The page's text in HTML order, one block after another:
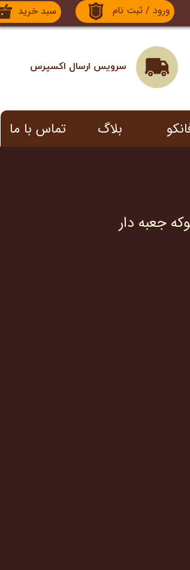
سرویس ارسال اکسپرس
۰ سبد خرید ورود / ثبت نام
تغییر گذر واژه
سفارشات
خروج از حساب کاربری
بلاگ تماس با ما
جعبه دار